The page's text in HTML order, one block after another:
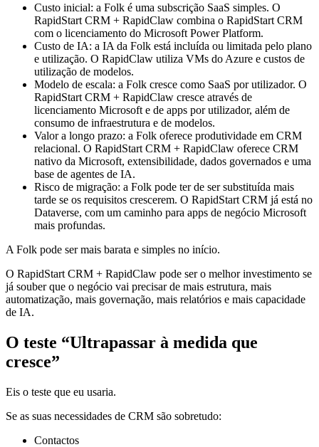
Custo inicial: a Folk é uma subscrição SaaS simples. O
RapidStart CRM + RapidClaw combina o RapidStart CRM
com o licenciamento do Microsoft Power Platform.
Custo de IA: a IA da Folk está incluída ou limitada pelo plano
e utilização. O RapidClaw utiliza VMs do Azure e custos de
utilização de modelos.
Modelo de escala: a Folk cresce como SaaS por utilizador. O
RapidStart CRM + RapidClaw cresce através de
licenciamento Microsoft e de apps por utilizador, além de
consumo de infraestrutura e de modelos.
Valor a longo prazo: a Folk oferece produtividade em CRM
relacional. O RapidStart CRM + RapidClaw oferece CRM
nativo da Microsoft, extensibilidade, dados governados e uma
base de agentes de IA.
Risco de migração: a Folk pode ter de ser substituída mais
tarde se os requisitos crescerem. O RapidStart CRM já está no
Dataverse, com um caminho para apps de negócio Microsoft
mais profundas.
A Folk pode ser mais barata e simples no início.
O RapidStart CRM + RapidClaw pode ser o melhor investimento se
já souber que o negócio vai precisar de mais estrutura, mais
automatização, mais governação, mais relatórios e mais capacidade
de IA.
O teste “Ultrapassar à medida que
cresce”
Eis o teste que eu usaria.
Se as suas necessidades de CRM são sobretudo:
Contactos